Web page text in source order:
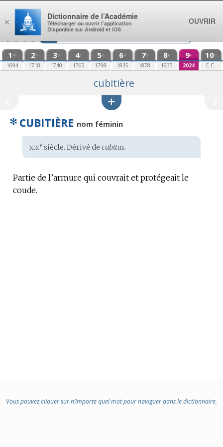
Aller au contenu
1 re
1694
2e
1718
3e
1740
4e
1762
5e
1798
6e
1835
7e
1878
8e
1935
9e
2024
10e
E.C.
cubitière
✻ CUBITIÈRE nom féminin
Étymologie
:
xixesiècle. Dérivé de cubitus.
Partie de l’armure qui couvrait et protégeait le
coude.
Vous pouvez cliquer sur n’importe quel mot pour naviguer dans le dictionnaire.
×
Dictionnaire de l’Académie
Télécharger ou ouvrir l’application
Disponible sur Android et iOS
OUVRIR